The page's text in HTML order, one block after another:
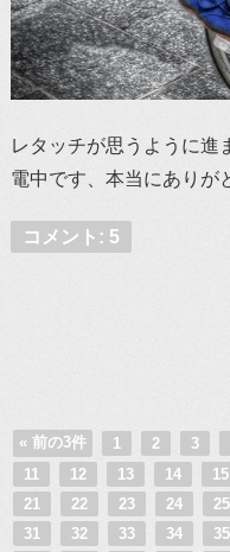
レタッチが思うように進
電中です、本当にありが
コメント: 5
« 前の3件 1 2 3
11
12 13 14 15
21
22 23 24 25
31
32 33 34 35